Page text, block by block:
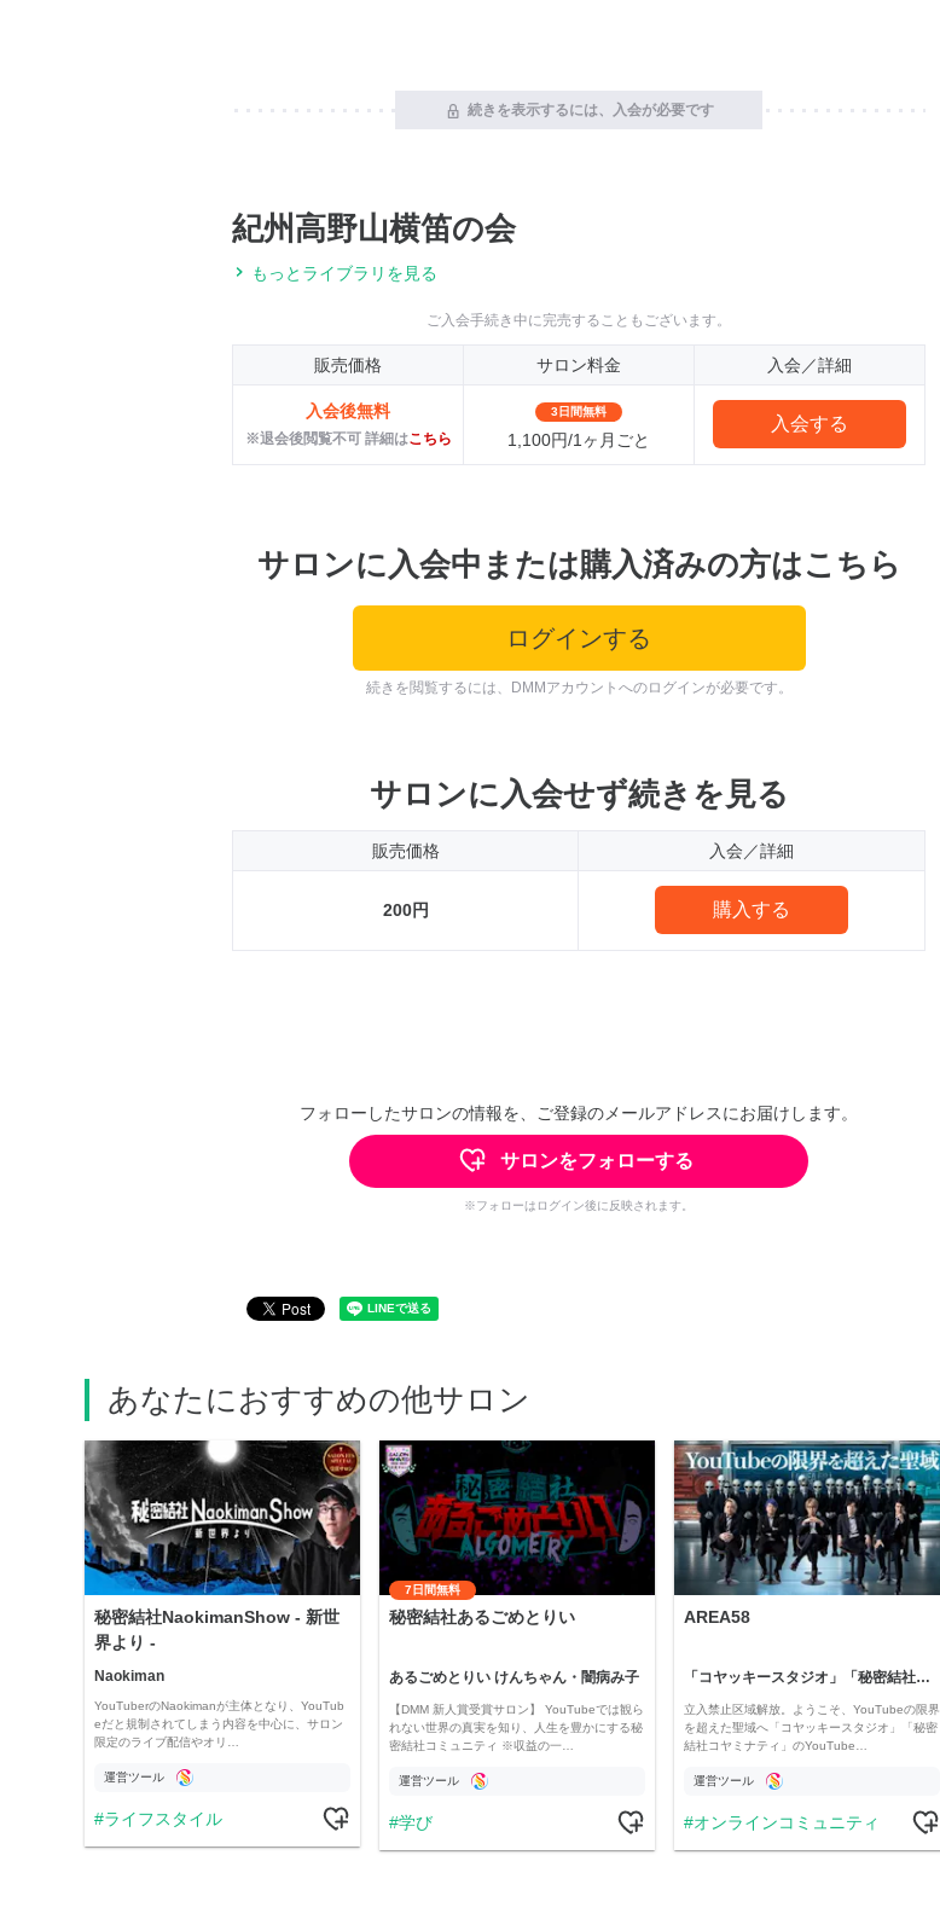
続きを表示するには、入会が必要です
紀州高野山横笛の会
もっとライブラリを見る
ご入会手続き中に完売することもございます。
販売価格 サロン料金 入会／詳細
入会後無料
※退会後閲覧不可 詳細はこちら
3日間無料
1,100円/1ヶ月ごと
入会する
サロンに入会中または購入済みの方はこちら
ログインする
続きを閲覧するには、DMMアカウントへのログインが必要です。
サロンに入会せず続きを見る
販売価格 入会／詳細
200円 購入する
フォローしたサロンの情報を、ご登録のメールアドレスにお届けします。
サロンをフォローする
※フォローはログイン後に反映されます。
あなたにおすすめの他サロン
秘密結社NaokimanShow - 新世
界より -
Naokiman
YouTuberのNaokimanが主体となり、YouTub
eだと規制されてしまう内容を中心に、サロン
限定のライブ配信やオリ…
運営ツール
ライフスタイル
7日間無料
秘密結社あるごめとりい
あるごめとりい けんちゃん・闇病み子
【DMM 新人賞受賞サロン】 YouTubeでは観ら
れない世界の真実を知り、人生を豊かにする秘
密結社コミュニティ ※収益の一…
運営ツール
学び
AREA58
「コヤッキースタジオ」「秘密結社コヤミナティ」
立入禁止区域解放。ようこそ、YouTubeの限界
を超えた聖域へ「コヤッキースタジオ」「秘密
結社コヤミナティ」のYouTube…
運営ツール
オンラインコミュニティ